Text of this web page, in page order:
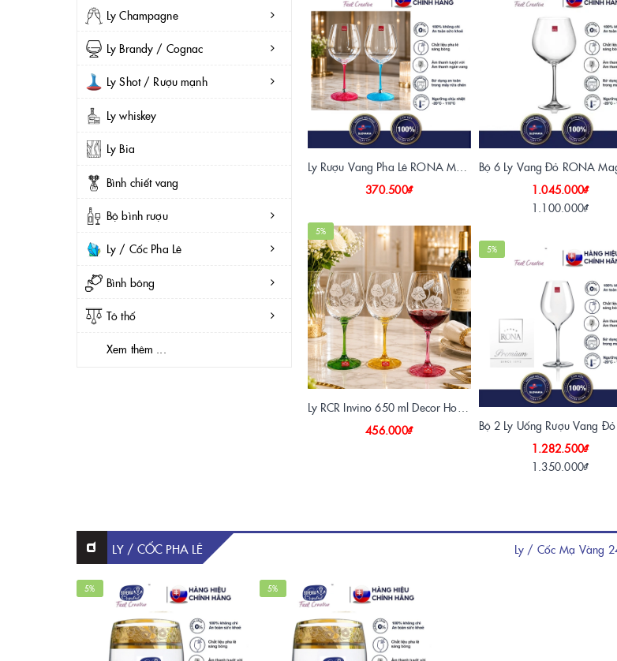
Ly Champagne
Ly Brandy / Cognac
Ly Shot / Rượu mạnh
Ly whiskey
Ly Bia
Bình chiết vang
Bộ bình rượu
Ly / Cốc Pha Lê
Bình bông
Tô thố
Xem thêm ...
370.500₫
5%
456.000₫
1.045.000₫
1.100.000₫
5%
1.282.500₫
1.350.000₫
LY / CỐC PHA LÊ Ly / Cốc Mạ Vàng
5% 5%